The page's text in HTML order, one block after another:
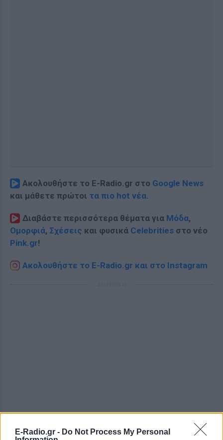
E-Radio.gr - Do Not Process My Personal
Ακολουθήστε το E-Radio.gr στο Google News
και μάθετε πρώτοι τα πιο hot νέα.
Διαβάστε περισσότερα θέματα για Μόδα,
Ομορφιά, Σχέσεις και φυσικά Celebrities στο νέο
Pink.gr!
Ακολουθήστε το E-Radio.gr και στο Instagram